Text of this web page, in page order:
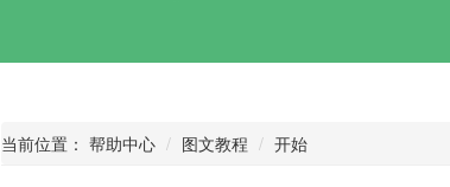
当前位置： 帮助中心 图文教程 开始